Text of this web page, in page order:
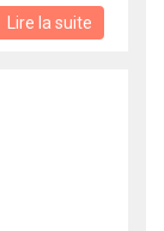
Lire la suite